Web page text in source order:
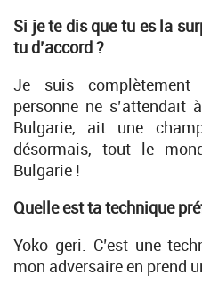
Si je te dis que tu es la
tu d’accord ?
Je suis
personne ne
Bulgarie, ait une
désormais, tout le
Bulgarie !
Quelle est ta technique
Yoko geri. C’est une
mon adversaire en prend